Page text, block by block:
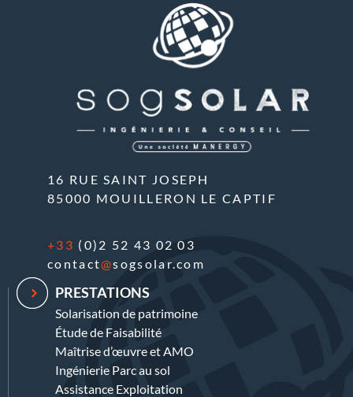
16 RUE SAINT JOSEPH
85000 MOUILLERON LE CAPTIF
+33 (0)2 52 43 02 03
contact@sogsolar.com
PRESTATIONS
Solarisation de patrimoine
Étude de Faisabilité
Maîtrise d’œuvre et AMO
Ingénierie Parc au sol
Assistance Exploitation